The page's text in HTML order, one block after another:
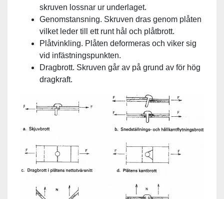
skruven lossnar ur underlaget.
Genomstansning. Skruven dras genom plåten
vilket leder till ett runt hål och plåtbrott.
Plåtvinkling. Plåten deformeras och viker sig
vid infästningspunkten.
Dragbrott. Skruven går av på grund av för hög
dragkraft.